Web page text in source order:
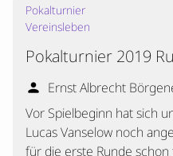
Home
Ranglisten
Termine
Pokalturnier
Vereinsleben
Pokalturnier 2019
person Ernst Albrecht
Vor Spielbeginn hat sich
Lucas Vanselow noch
für die erste Runde